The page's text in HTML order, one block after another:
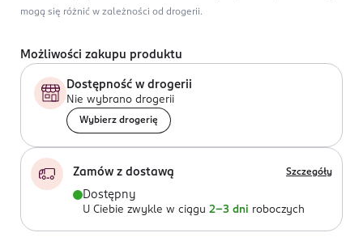
mogą się różnić w zależności od drogerii.
Możliwości zakupu produktu
Dostępność w drogerii
Nie wybrano drogerii
Wybierz drogerię
Zamów z dostawą Szczegóły
Dostępny
U Ciebie zwykle w ciągu 2-3 dni roboczych